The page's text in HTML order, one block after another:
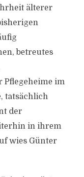
älterer
betreutes
Pflegeheime im
tatsächlich
der
in ihrem
wies Günter